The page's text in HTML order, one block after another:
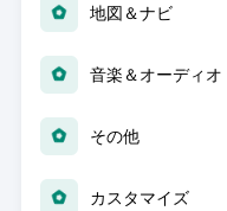
地図＆ナビ
音楽＆オーディオ
その他
カスタマイズ